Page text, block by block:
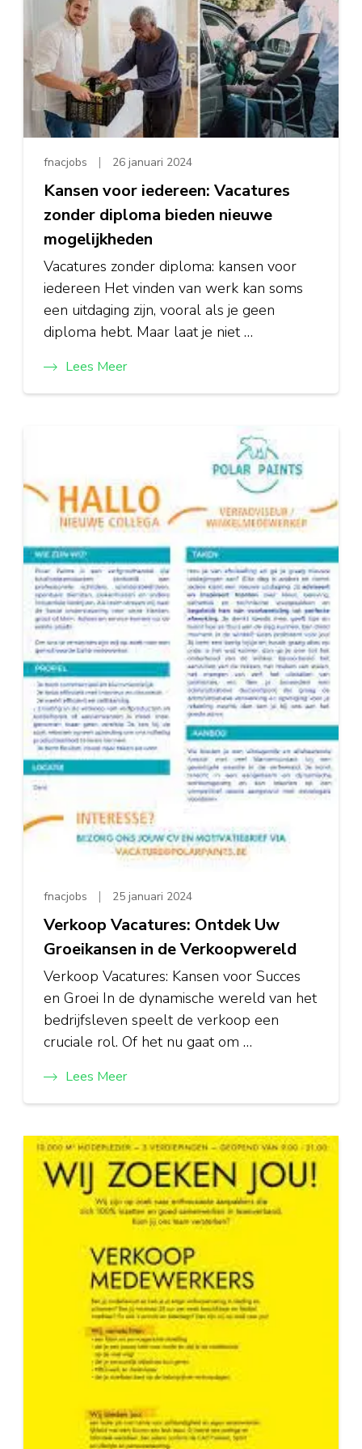
fnacjobs 26 januari 2024
Kansen voor iedereen: Vacatures
zonder diploma bieden nieuwe
mogelijkheden
Vacatures zonder diploma: kansen voor
iedereen Het vinden van werk kan soms
een uitdaging zijn, vooral als je geen
diploma hebt. Maar laat je niet …
Lees Meer
fnacjobs 25 januari 2024
Verkoop Vacatures: Ontdek Uw
Groeikansen in de Verkoopwereld
Verkoop Vacatures: Kansen voor Succes
en Groei In de dynamische wereld van het
bedrijfsleven speelt de verkoop een
cruciale rol. Of het nu gaat om …
Lees Meer